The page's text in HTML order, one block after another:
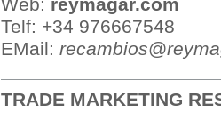
Web: reymagar.com
Telf: +34 976667548
EMail: recambios@
TRADE MARKETING